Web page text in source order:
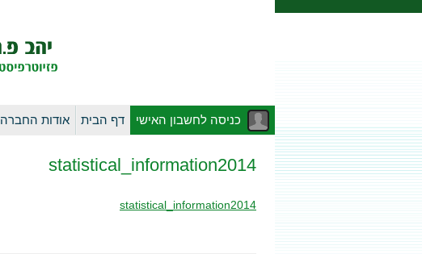
כניסה לחשבון האישי דף הבית אודות החברה
statistical_information2014
statistical_information2014